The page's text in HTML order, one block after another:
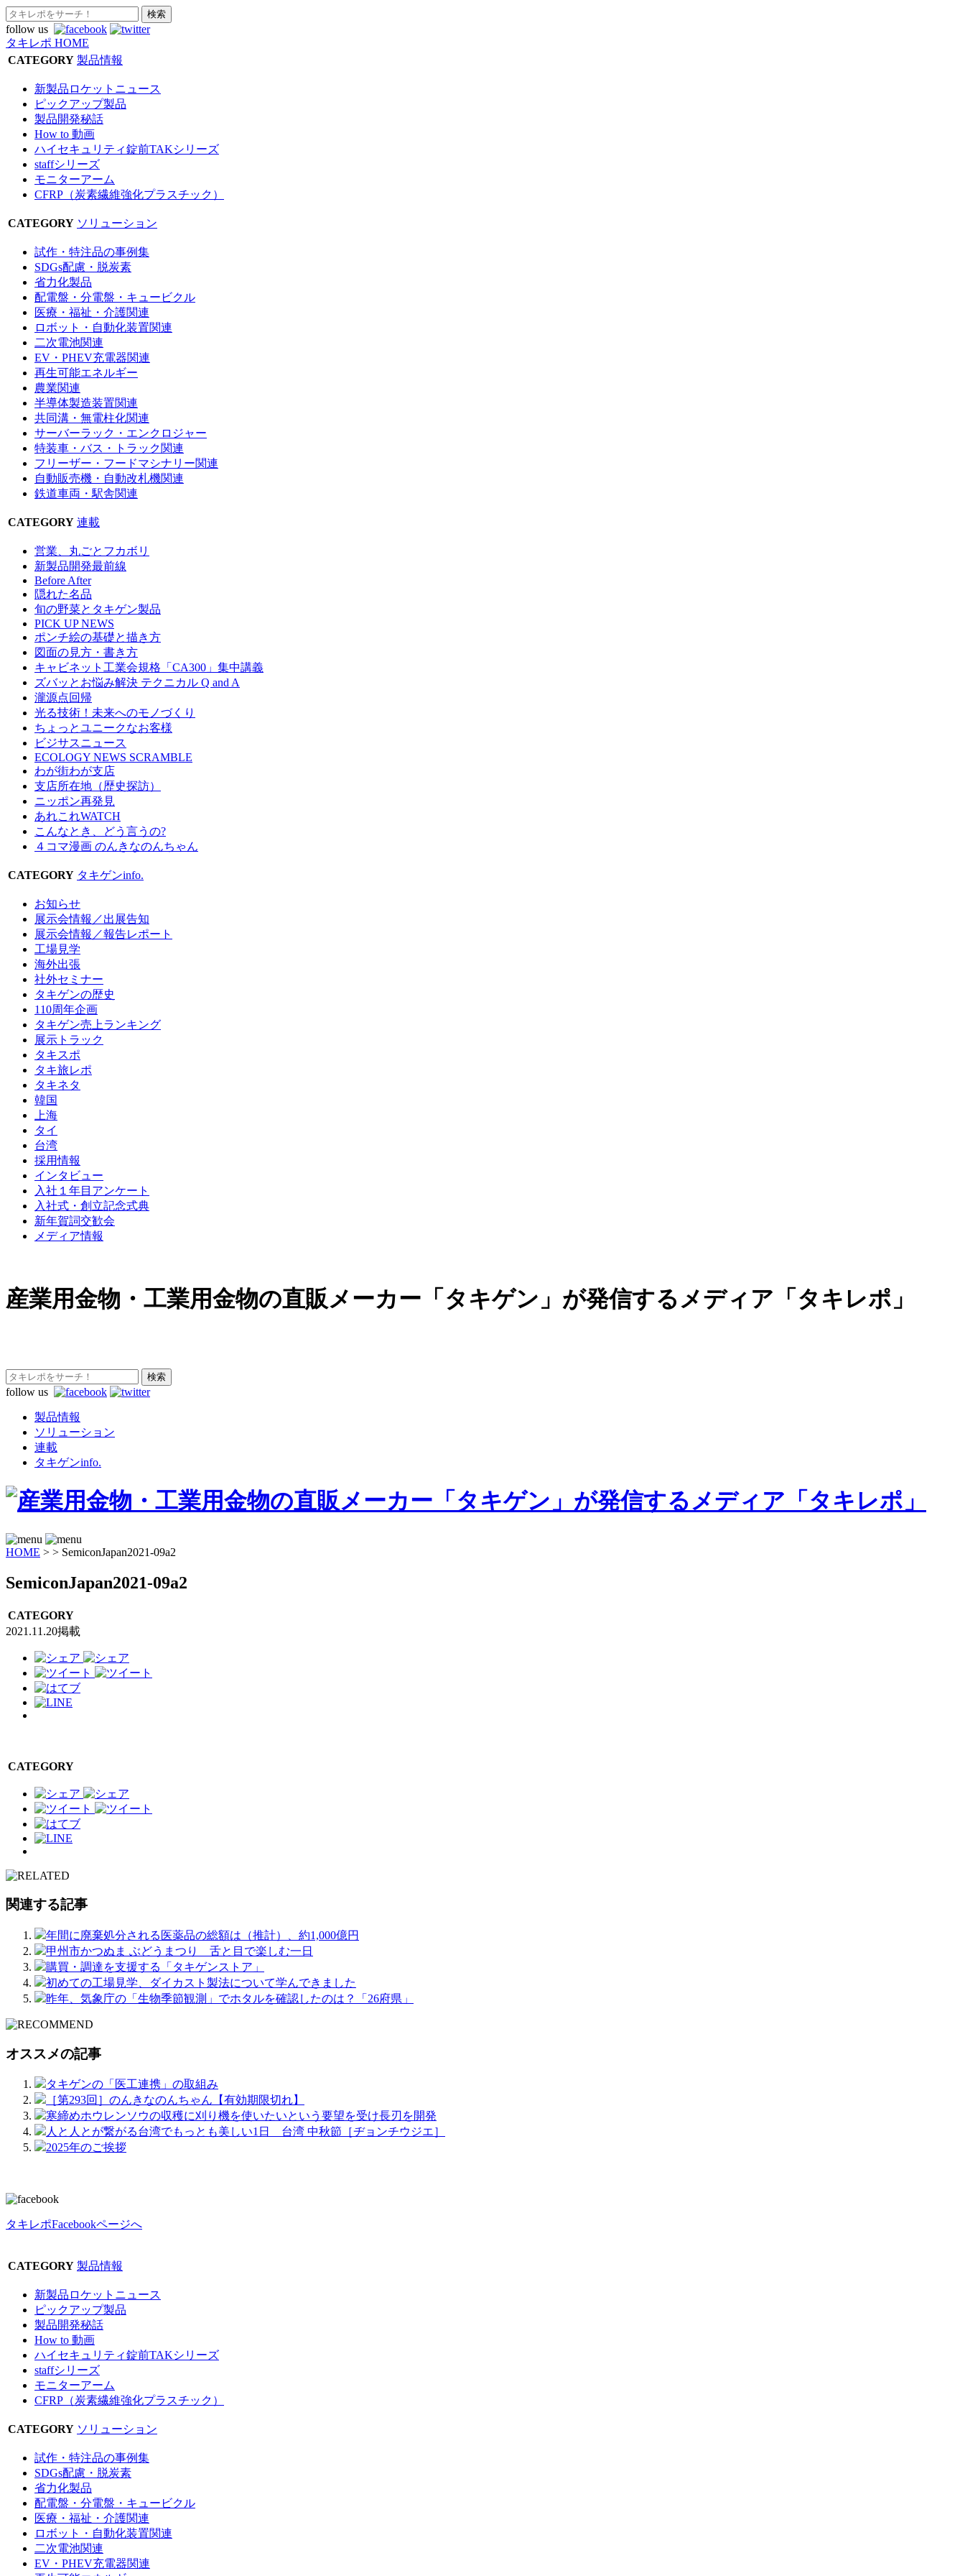
follow us
タキレポ HOME
CATEGORY 製品情報
新製品ロケットニュース
ピックアップ製品
製品開発秘話
How to 動画
ハイセキュリティ錠前TAKシリーズ
staffシリーズ
モニターアーム
CFRP（炭素繊維強化プラスチック）
CATEGORY ソリューション
試作・特注品の事例集
SDGs配慮・脱炭素
省力化製品
配電盤・分電盤・キュービクル
医療・福祉・介護関連
ロボット・自動化装置関連
二次電池関連
EV・PHEV充電器関連
再生可能エネルギー
農業関連
半導体製造装置関連
共同溝・無電柱化関連
サーバーラック・エンクロジャー
特装車・バス・トラック関連
フリーザー・フードマシナリー関連
自動販売機・自動改札機関連
鉄道車両・駅舎関連
CATEGORY 連載
営業、丸ごとフカボリ
新製品開発最前線
Before After
隠れた名品
旬の野菜とタキゲン製品
PICK UP NEWS
ポンチ絵の基礎と描き方
図面の見方・書き方
キャビネット工業会規格「CA300」集中講義
ズバッとお悩み解決 テクニカル Q and A
瀧源点回帰
光る技術！未来へのモノづくり
ちょっとユニークなお客様
ビジサスニュース
ECOLOGY NEWS SCRAMBLE
わが街わが支店
支店所在地（歴史探訪）
ニッポン再発見
あれこれWATCH
こんなとき、どう言うの?
４コマ漫画 のんきなのんちゃん
CATEGORY タキゲンinfo.
お知らせ
展示会情報／出展告知
展示会情報／報告レポート
工場見学
海外出張
社外セミナー
タキゲンの歴史
110周年企画
タキゲン売上ランキング
展示トラック
タキスポ
タキ旅レポ
タキネタ
韓国
上海
タイ
台湾
採用情報
インタビュー
入社１年目アンケート
入社式・創立記念式典
新年賀詞交歓会
メディア情報
産業用金物・工業用金物の直販メーカー「タキゲン」が発信するメディア「タキレポ」
follow us
製品情報
ソリューション
連載
タキゲンinfo.
HOME > > SemiconJapan2021-09a2
SemiconJapan2021-09a2
CATEGORY
2021.11.20掲載
CATEGORY
関連する記事
年間に廃棄処分される医薬品の総額は（推計）、約1,000億円
甲州市かつぬま ぶどうまつり 舌と目で楽しむ一日
購買・調達を支援する「タキゲンストア」
初めての工場見学、ダイカスト製法について学んできました
昨年、気象庁の「生物季節観測」でホタルを確認したのは？「26府県」
オススメの記事
タキゲンの「医工連携」の取組み
［第293回］のんきなのんちゃん【有効期限切れ】
寒締めホウレンソウの収穫に刈り機を使いたいという要望を受け長刃を開発
人と人とが繋がる台湾でもっとも美しい1日 台湾 中秋節［ヂョンチウジエ］
2025年のご挨拶
タキレポFacebookページへ
CATEGORY 製品情報
新製品ロケットニュース
ピックアップ製品
製品開発秘話
How to 動画
ハイセキュリティ錠前TAKシリーズ
staffシリーズ
モニターアーム
CFRP（炭素繊維強化プラスチック）
CATEGORY ソリューション
試作・特注品の事例集
SDGs配慮・脱炭素
省力化製品
配電盤・分電盤・キュービクル
医療・福祉・介護関連
ロボット・自動化装置関連
二次電池関連
EV・PHEV充電器関連